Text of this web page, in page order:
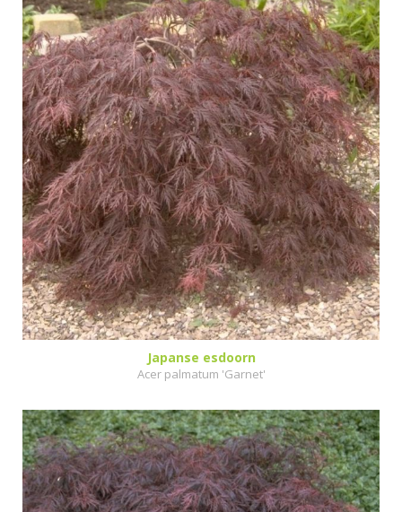
Japanse esdoorn
Acer palmatum 'Garnet'